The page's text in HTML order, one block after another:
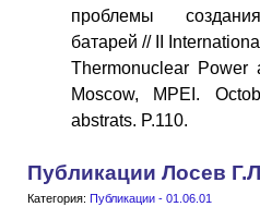
проблемы
батарей // II
Thermonuclear Power
Moscow, MPEI.
abstrats. P.110.
Публикации Лосев
Категория: Публикации - 01.06.01